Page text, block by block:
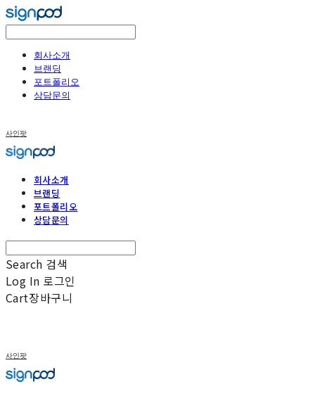
회사소개
브랜딩
포트폴리오
상담문의
사인팟
회사소개
브랜딩
포트폴리오
상담문의
Search 검색
Log In 로그인
Cart장바구니
사인팟